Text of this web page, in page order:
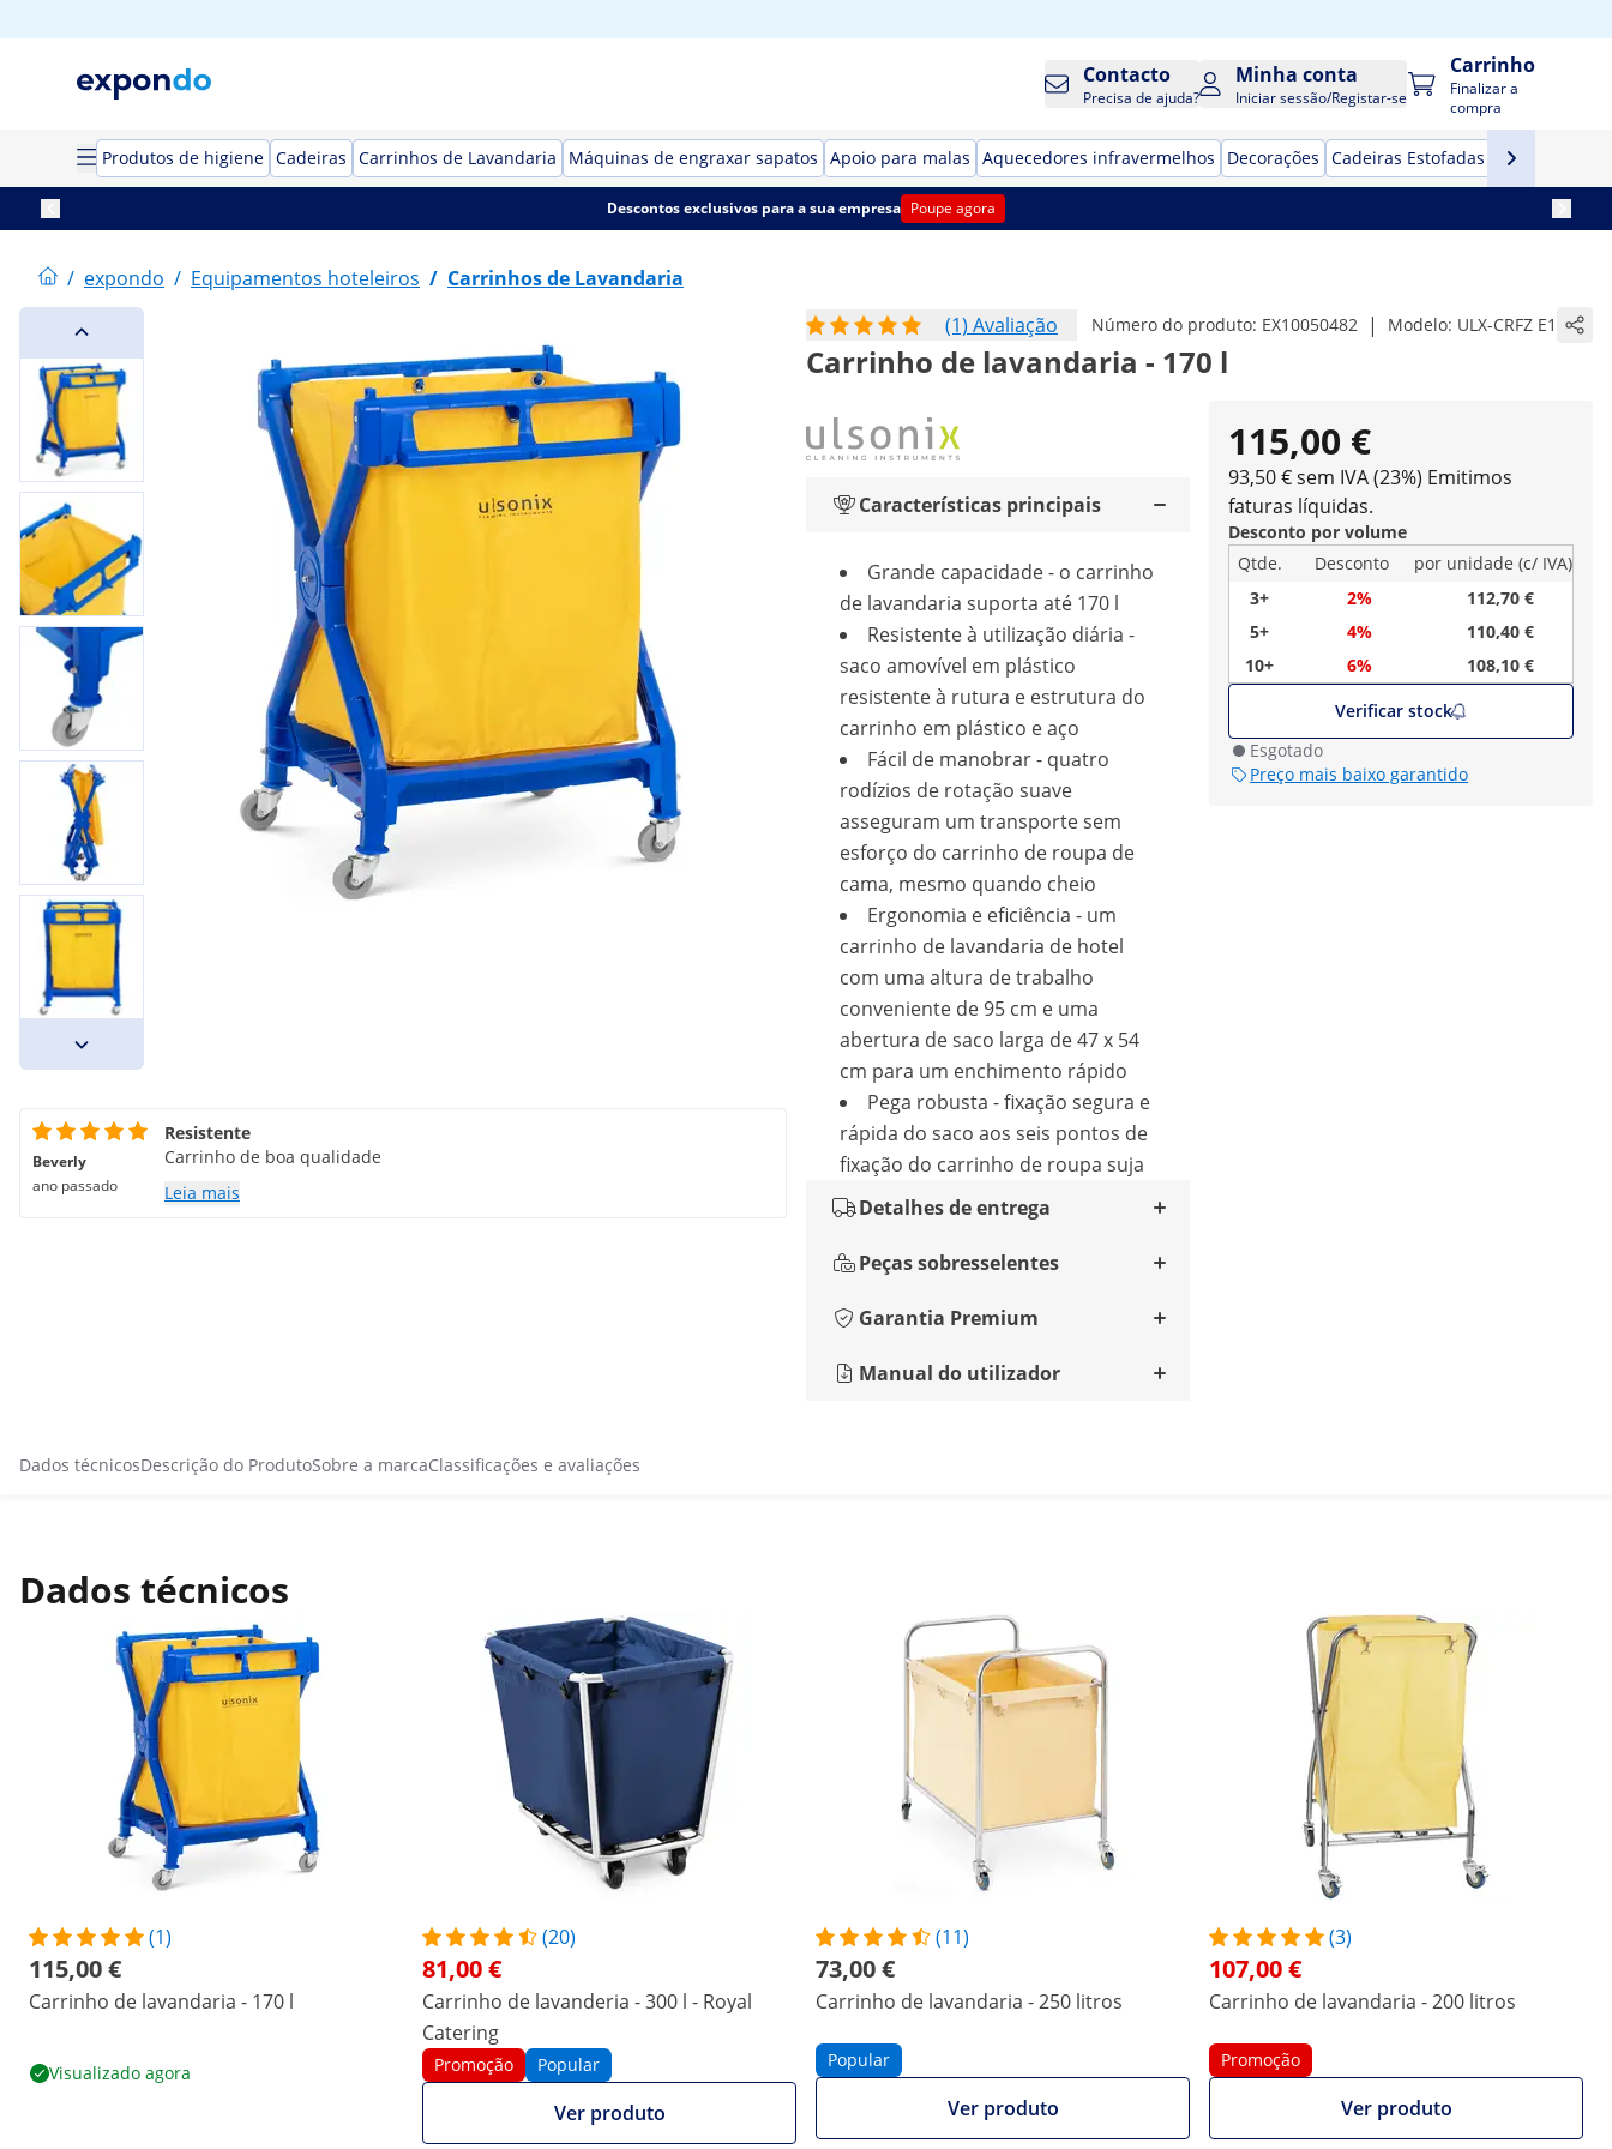
Contacto
Precisa de ajuda?
Minha conta
Iniciar sessão/Registar-se
Carrinho
Finalizar a
compra
Produtos de higiene Cadeiras Carrinhos de Lavandaria Máquinas de engraxar sapatos Apoio para malas Aquecedores infravermelhos Decorações Cadeiras Estofadas Iluminação
Descontos exclusivos para a sua empresa Poupe agora
/ expondo / Equipamentos hoteleiros / Carrinhos de Lavandaria
(1) Avaliação
Número do produto: EX10050482 | Modelo: ULX-CRFZ E1
Carrinho de lavandaria - 170 l
115,00 €
93,50 € sem IVA (23%) Emitimos
faturas líquidas.
Desconto por volume
Qtde.
Desconto
por unidade (c/ IVA)
3+
2%
112,70 €
5+
4%
110,40 €
10+
6%
108,10 €
Verificar stock
Esgotado
Preço mais baixo garantido
Características principais
Grande capacidade - o carrinho
de lavandaria suporta até 170 l
Resistente à utilização diária -
saco amovível em plástico
resistente à rutura e estrutura do
carrinho em plástico e aço
Fácil de manobrar - quatro
rodízios de rotação suave
asseguram um transporte sem
esforço do carrinho de roupa de
cama, mesmo quando cheio
Ergonomia e eficiência - um
carrinho de lavandaria de hotel
com uma altura de trabalho
conveniente de 95 cm e uma
abertura de saco larga de 47 x 54
cm para um enchimento rápido
Pega robusta - fixação segura e
rápida do saco aos seis pontos de
fixação do carrinho de roupa suja
Detalhes de entrega
Peças sobresselentes
Garantia Premium
Manual do utilizador
Beverly
ano passado
Resistente
Carrinho de boa qualidade
Leia mais
Dados técnicosDescrição do ProdutoSobre a marcaClassificações e avaliações
Dados técnicos
(1)
115,00 €
Carrinho de lavandaria - 170 l
Visualizado agora
(20)
81,00 €
Carrinho de lavanderia - 300 l - Royal
Catering
Promoção Popular
Ver produto
(11)
73,00 €
Carrinho de lavandaria - 250 litros
Popular
Ver produto
(3)
107,00 €
Carrinho de lavandaria - 200 litros
Promoção
Ver produto